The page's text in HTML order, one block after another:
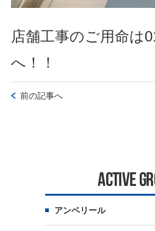
店舗工事のご用命は
へ！！
前の記事へ
ACTIVE
アンベリール